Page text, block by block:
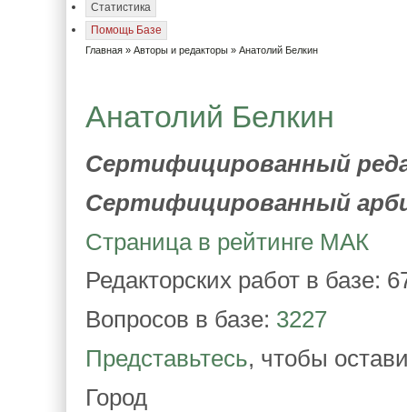
Статистика
Помощь Базе
Главная » Авторы и редакторы » Анатолий Белкин
Анатолий Белкин
Сертифицированный
Сертифицированный
Страница в рейтинге МАК
Редакторских работ в базе:
Вопросов в базе: 3227
Представьтесь, чтобы
Город